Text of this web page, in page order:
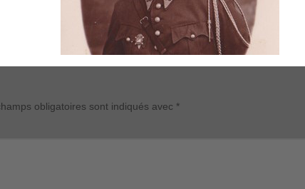
obligatoires sont indiqués avec *